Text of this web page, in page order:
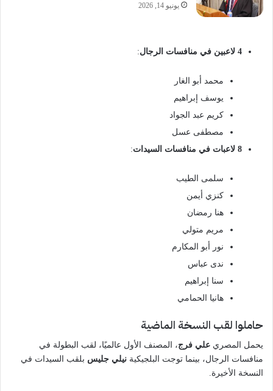
يونيو 14, 2026
4 لاعبين في منافسات الرجال :
محمد أبو الغار
يوسف إبراهيم
كريم عبد الجواد
مصطفى عسل
8 لاعبات في منافسات السيدات
:
سلمى الطيب
كنزي أيمن
هنا رمضان
مريم متولي
نور أبو المكارم
ندى عباس
سنا إبراهيم
هانيا الحمامي
حاملوا لقب النسخة الماضية
يحمل المصري علي فرج، المصنف الأول عالميًا، لقب البطولة في
منافسات الرجال، بينما توجت البلجيكية نيلي جليس بلقب السيدات في
النسخة الأخيرة.